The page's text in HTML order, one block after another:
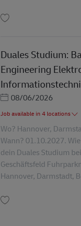
Duales Studium:
Engineering
Posted Date
08/06/2026
Job available in 4 locations
Wo? Hannover,
Wann? 01.10.2027.
dein Duales Studium
Geschäftsfeld
Hannover, Darmstadt,